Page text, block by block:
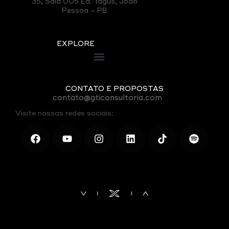
Pessoa – PB
EXPLORE
CONTATO E PROPOSTAS
contato@gticonsultoria.com
Visite nossas redes sociais: